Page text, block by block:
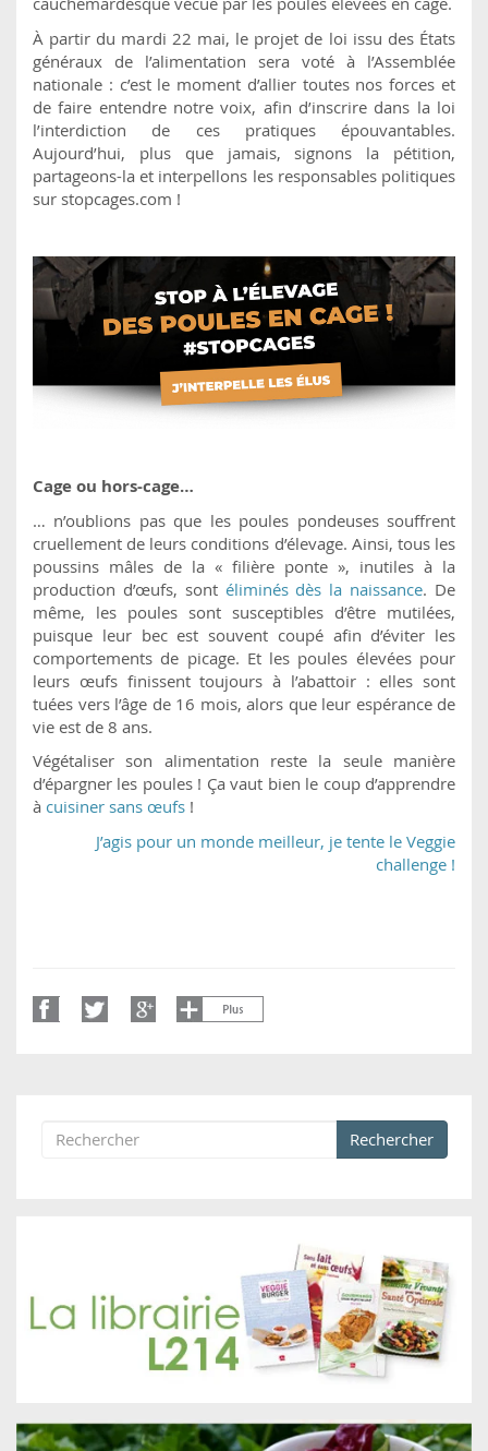
À partir du mardi 22 mai, le projet de loi issu des États
généraux de l’alimentation sera voté à l’Assemblée
nationale : c’est le moment d’allier toutes nos forces et
de faire entendre notre voix, afin d’inscrire dans la loi
l’interdiction de ces pratiques épouvantables.
Aujourd’hui, plus que jamais, signons la pétition,
partageons-la et interpellons les responsables politiques
sur stopcages.com !
Cage ou hors-cage…
… n’oublions pas que les poules pondeuses souffrent
cruellement de leurs conditions d’élevage. Ainsi, tous les
poussins mâles de la « filière ponte », inutiles à la
production d’œufs, sont éliminés dès la naissance. De
même, les poules sont susceptibles d’être mutilées,
puisque leur bec est souvent coupé afin d’éviter les
comportements de picage. Et les poules élevées pour
leurs œufs finissent toujours à l’abattoir : elles sont
tuées vers l’âge de 16 mois, alors que leur espérance de
vie est de 8 ans.
Végétaliser son alimentation reste la seule manière
d’épargner les poules ! Ça vaut bien le coup d’apprendre
à cuisiner sans œufs !
J’agis pour un monde meilleur, je tente le Veggie
challenge !
Formulaire de recherche
Rechercher